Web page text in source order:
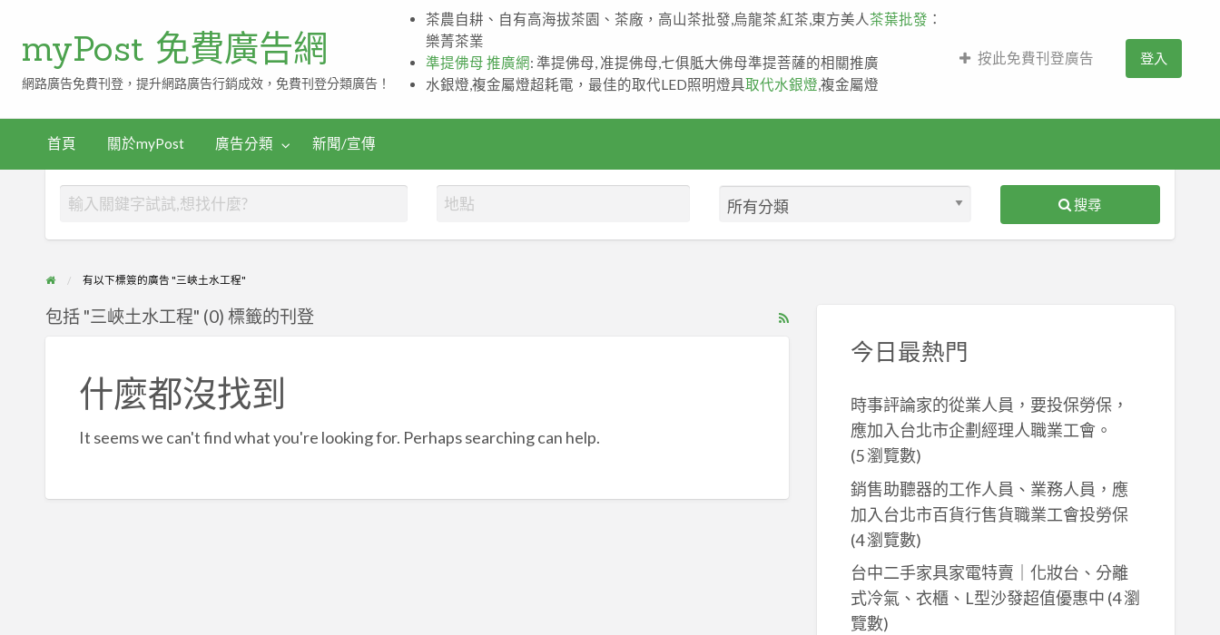
myPost 免費廣告網
網路廣告免費刊登，提升網路廣告行銷成效，免費刊登分類廣告！
茶農自耕、自有高海拔茶園、茶廠，高山茶批發,烏龍茶,紅茶,東方美人 茶葉批發 ：
樂菁茶業
準提佛母 推廣網: 準提佛母, 准提佛母,七俱胝大佛母準提菩薩的相關推廣
水銀燈,複金屬燈超耗電，最佳的取代LED照明燈具取代水銀燈 ,複金屬燈
按此免費刊登廣告 登入
首頁 關於myPost 廣告分類 新聞/宣傳
搜尋
有以下標簽的廣告 "三峽土水工程"
RSS
包括 "三峽土水工程" (0) 標籤的刊登
什麼都沒找到
It seems we can't find what you're looking for. Perhaps searching can help.
今日最熱門
時事評論家的從業人員，要投保勞保，
應加入台北市企劃經理人職業工會。
(5 瀏覽數)
銷售助聽器的工作人員、業務人員，應
加入台北市百貨行售貨職業工會投勞保
(4 瀏覽數)
台中二手家具家電特賣｜化妝台、分離
式冷氣、衣櫃、L型沙發超值優惠中 (4 瀏
覽數)